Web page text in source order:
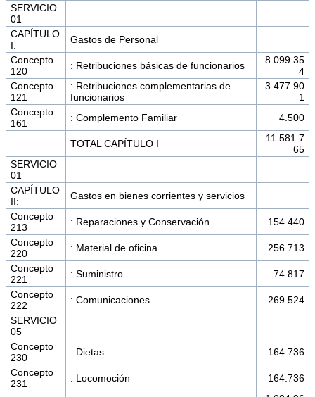
SERVICIO
01
CAPÍTULO
I:
Gastos de Personal
Concepto
120
: Retribuciones básicas de funcionarios
8.099.35
4
Concepto
121
: Retribuciones complementarias de
funcionarios
3.477.90
1
Concepto
161
: Complemento Familiar 4.500
TOTAL CAPÍTULO I
11.581.7
65
SERVICIO
01
CAPÍTULO
II:
Gastos en bienes corrientes y servicios
Concepto
213
: Reparaciones y Conservación
154.440
Concepto
220
: Material de oficina
256.713
Concepto
221
: Suministro
74.817
Concepto
222
: Comunicaciones
269.524
SERVICIO
05
Concepto
230
: Dietas
164.736
Concepto
231
: Locomoción
164.736